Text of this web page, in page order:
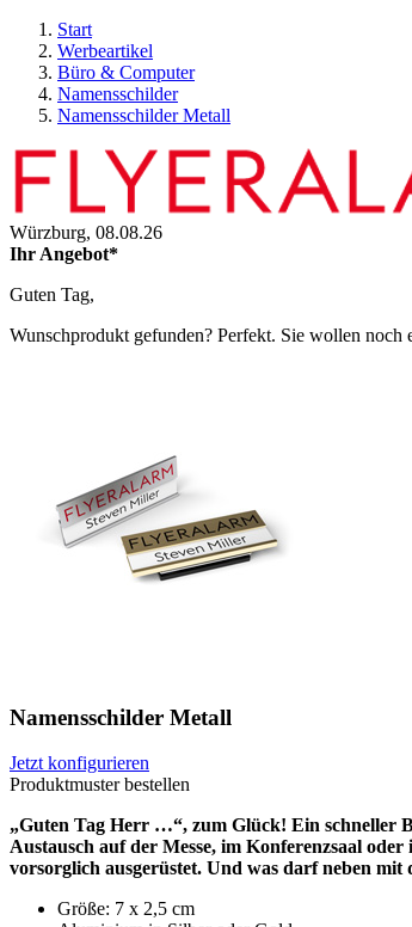
Start
Werbeartikel
Büro & Computer
Namensschilder
Namensschilder Metall
Würzburg, 08.08.26
Ihr Angebot*
Guten Tag,
Wunschprodukt gefunden? Perfekt. Sie wollen
Namensschilder Metall
Jetzt konfigurieren
Produktmuster bestellen
„Guten Tag Herr …“, zum Glück! Ein schneller
Austausch auf der Messe, im Konferenzsaal
vorsorglich ausgerüstet. Und was darf neben
Größe: 7 x 2,5 cm